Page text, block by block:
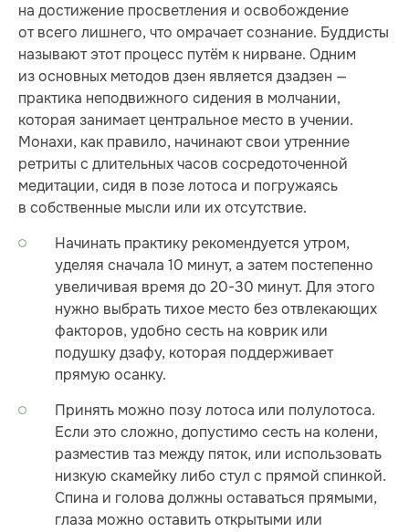
на достижение просветления и освобождение
от всего лишнего, что омрачает сознание. Буддисты
называют этот процесс путём к нирване. Одним
из основных методов дзен является дзадзен —
практика неподвижного сидения в молчании,
которая занимает центральное место в учении.
Монахи, как правило, начинают свои утренние
ретриты с длительных часов сосредоточенной
медитации, сидя в позе лотоса и погружаясь
в собственные мысли или их отсутствие.
Начинать практику рекомендуется утром,
уделяя сначала 10 минут, а затем постепенно
увеличивая время до 20-30 минут. Для этого
нужно выбрать тихое место без отвлекающих
факторов, удобно сесть на коврик или
подушку дзафу, которая поддерживает
прямую осанку.
Принять можно позу лотоса или полулотоса.
Если это сложно, допустимо сесть на колени,
разместив таз между пяток, или использовать
низкую скамейку либо стул с прямой спинкой.
Спина и голова должны оставаться прямыми,
глаза можно оставить открытыми или